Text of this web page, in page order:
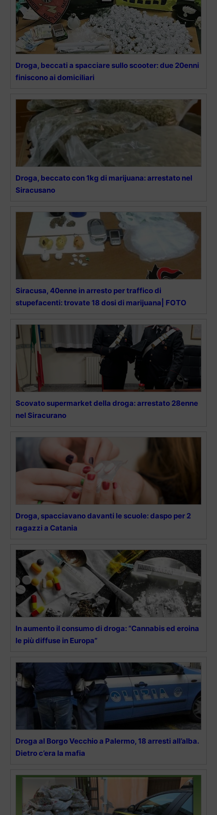
Droga, beccati a spacciare sullo scooter: due 20enni
finiscono ai domiciliari
Droga, beccato con 1kg di marijuana: arrestato nel
Siracusano
Siracusa, 40enne in arresto per traffico di
stupefacenti: trovate 18 dosi di marijuana| FOTO
Scovato supermarket della droga: arrestato 28enne
nel Siracurano
Droga, spacciavano davanti le scuole: daspo per 2
ragazzi a Catania
In aumento il consumo di droga: “Cannabis ed eroina
le più diffuse in Europa”
Droga al Borgo Vecchio a Palermo, 18 arresti all’alba.
Dietro c’era la mafia